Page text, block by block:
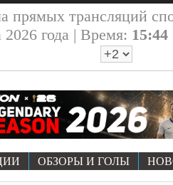
прямых трансляций
2026 года | Время: 15:44
ОБЗОРЫ И ГОЛЫ